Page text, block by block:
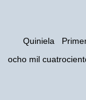
Quiniela
ocho mil